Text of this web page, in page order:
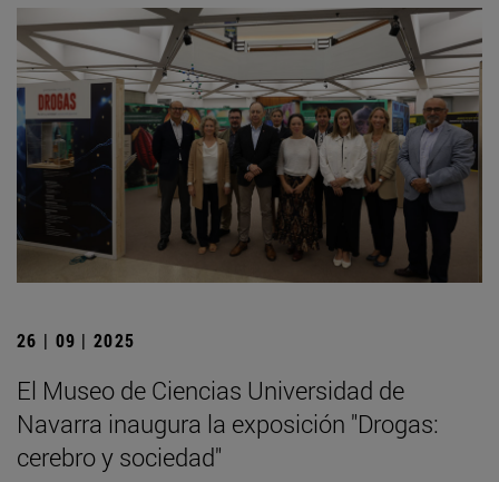
26 | 09 | 2025
El Museo de Ciencias Universidad de
Navarra inaugura la exposición "Drogas:
cerebro y sociedad"